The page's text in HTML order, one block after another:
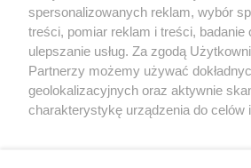
X Facebook
spersonalizowanych reklam, wybór
treści, pomiar reklam i treści, badanie
ulepszanie usług. Za zgodą
Partnerzy możemy używać
geolokalizacyjnych oraz aktywnie
charakterystykę urządzenia do celów